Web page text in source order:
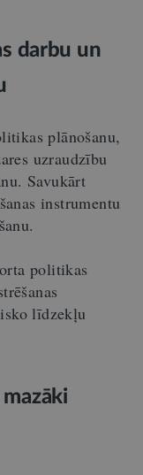
darbu un
plānošanu,
uzraudzību
Savukārt
instrumentu
politikas
līdzekļu